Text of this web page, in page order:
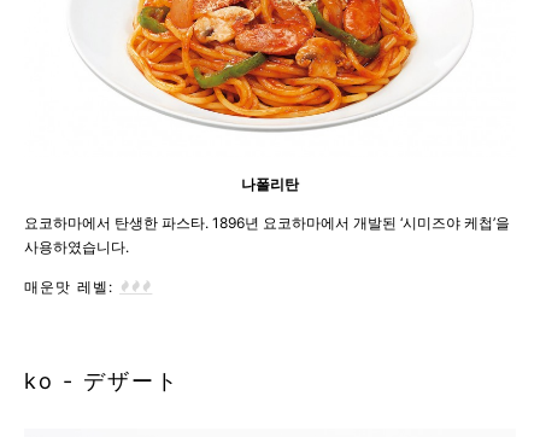
나폴리탄
요코하마에서 탄생한 파스타. 1896년 요코하마에서 개발된 ‘시미즈야 케첩’을
사용하였습니다.
매운맛 레벨:
ko - デザート